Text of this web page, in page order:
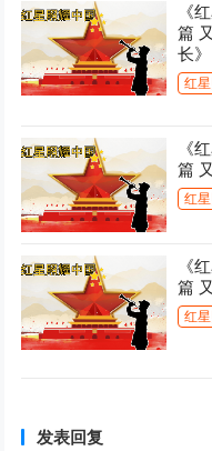
《
篇
长》
红
《
篇
红
《
篇
红
发表回复